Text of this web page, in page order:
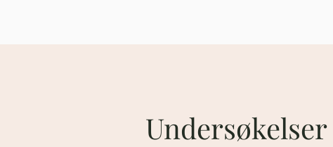
Undersøkelser